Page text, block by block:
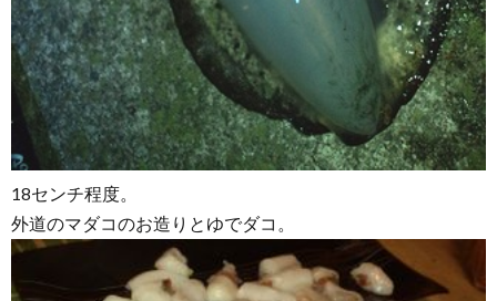
18センチ程度。
外道のマダコのお造りとゆでダコ。